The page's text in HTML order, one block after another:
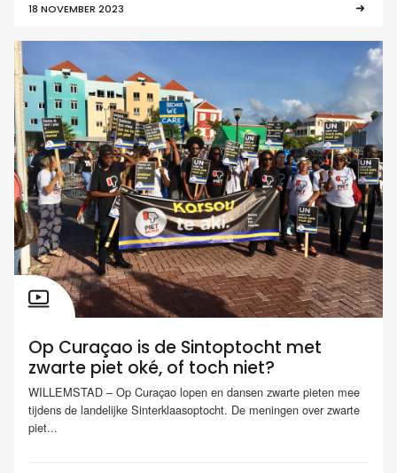
18 NOVEMBER 2023
Op Curaçao is de Sintoptocht met
zwarte piet oké, of toch niet?
WILLEMSTAD – Op Curaçao lopen en dansen zwarte pieten mee
tijdens de landelijke Sinterklaasoptocht. De meningen over zwarte
piet...